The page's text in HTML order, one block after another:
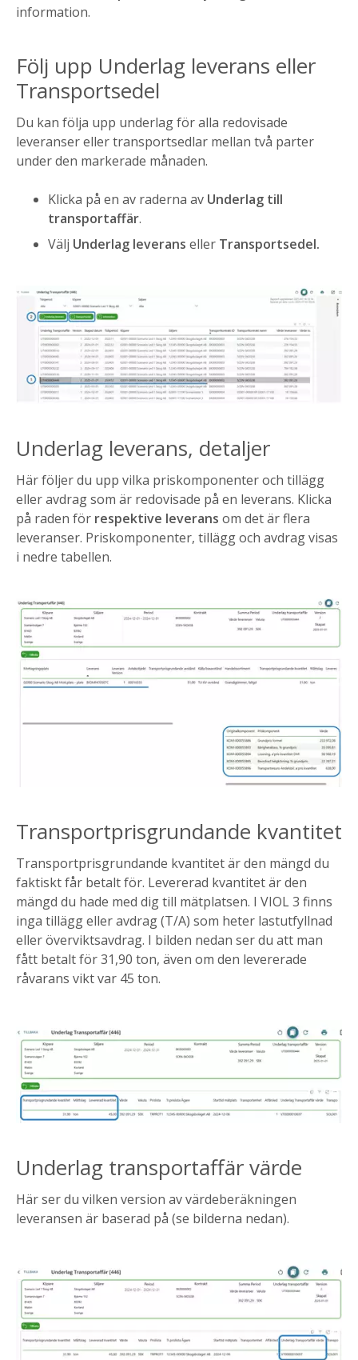
information.
Följ upp Underlag leverans eller
Transportsedel
Du kan följa upp underlag för alla redovisade
leveranser eller transportsedlar mellan två parter
under den markerade månaden.
Klicka på en av raderna av Underlag till
transportaffär.
Välj Underlag leverans eller Transportsedel.
Underlag leverans, detaljer
Här följer du upp vilka priskomponenter och tillägg
eller avdrag som är redovisade på en leverans. Klicka
på raden för respektive leverans om det är flera
leveranser. Priskomponenter, tillägg och avdrag visas
i nedre tabellen.
Transportprisgrundande kvantitet
Transportprisgrundande kvantitet är den mängd du
faktiskt får betalt för. Levererad kvantitet är den
mängd du hade med dig till mätplatsen. I VIOL 3 finns
inga tillägg eller avdrag (T/A) som heter lastutfyllnad
eller överviktsavdrag. I bilden nedan ser du att man
fått betalt för 31,90 ton, även om den levererade
råvarans vikt var 45 ton.
Underlag transportaffär värde
Här ser du vilken version av värdeberäkningen
leveransen är baserad på (se bilderna nedan).